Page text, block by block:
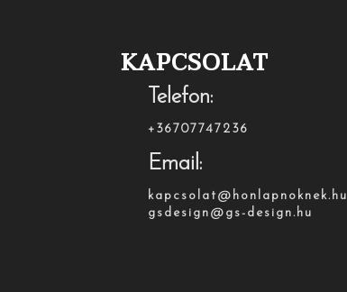
KAPCSOLAT
Telefon:
+36707747236
Email:
kapcsolat@honlapnoknek.hu
gsdesign@gs-design.hu